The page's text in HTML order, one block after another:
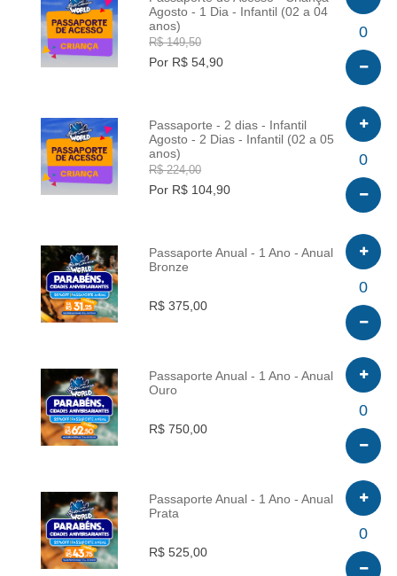
INFO
Agosto - 1 Dia - Infantil (02 a 04
anos)
R$ 149,50
Por R$ 54,90
0
INFO
Passaporte - 2 dias - Infantil
Agosto - 2 Dias - Infantil (02 a 05
anos)
R$ 224,00
Por R$ 104,90
0
INFO
Passaporte Anual - 1 Ano - Anual
Bronze
R$ 375,00
0
INFO
Passaporte Anual - 1 Ano - Anual
Ouro
R$ 750,00
0
INFO
Passaporte Anual - 1 Ano - Anual
Prata
R$ 525,00
0